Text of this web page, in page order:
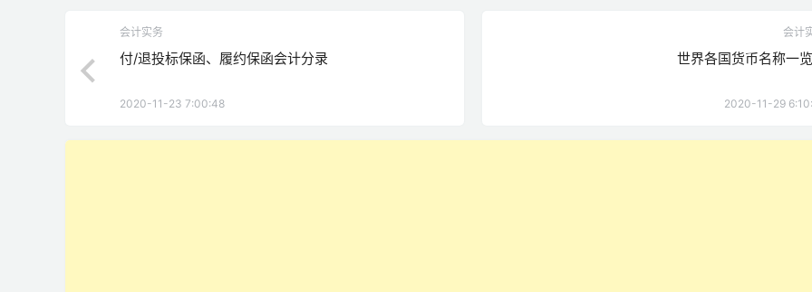
会计实务
付/退投标保函、履约保函会计分录
2020-11-23 7:00:48
会计
世界各国货币名称一
2020-11-29